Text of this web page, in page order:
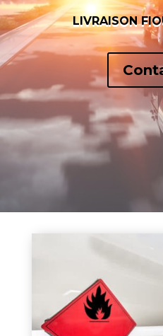
LIVRAISON